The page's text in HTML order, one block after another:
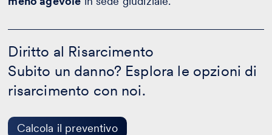
Diritto al Risarcimento
Subito un danno? Esplora le opzioni di
risarcimento con noi.
Calcola il preventivo
al
Risarcimento
-
il